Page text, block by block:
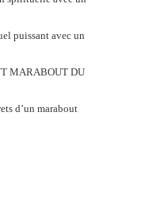
puissant avec un
MARABOUT DU
d’un marabout